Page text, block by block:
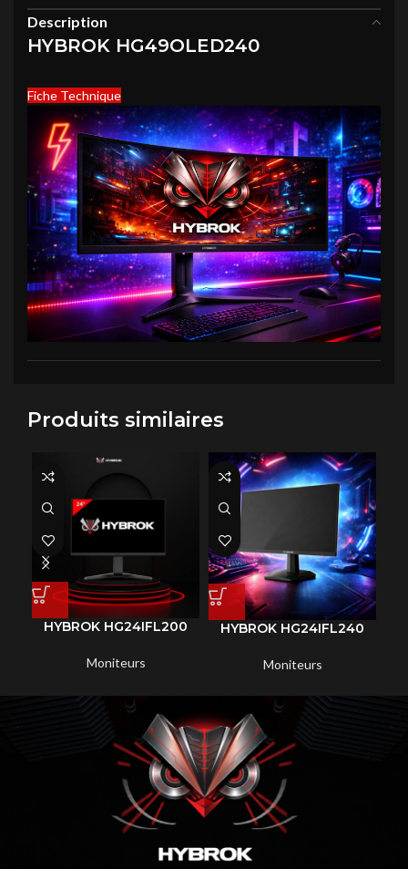
Description
HYBROK HG49OLED240
Fiche Technique
Produits similaires
HYBROK HG24IFL200
Moniteurs
HYBROK HG24IFL240
Moniteurs